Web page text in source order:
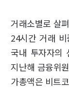
거래소별로 살
24시간 거래
국내 투자자의
지난해 금융위
가총액은 비트